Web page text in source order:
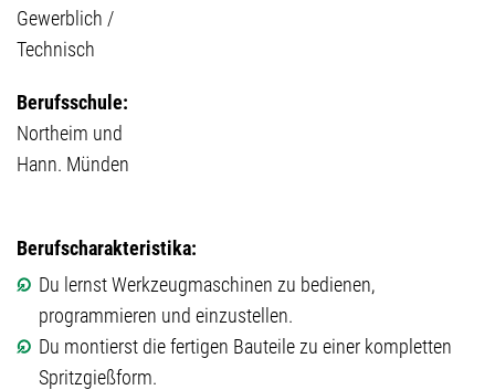
Gewerblich /
Technisch
Berufsschule:
Northeim und
Hann. Münden
Berufscharakteristika:
Du lernst Werkzeugmaschinen zu bedienen,
programmieren und einzustellen.
Du montierst die fertigen Bauteile zu einer kompletten
Spritzgießform.